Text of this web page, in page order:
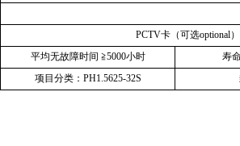
PCTV卡（可选optional）
平均无故障时间 ≧5000小时 寿
项目分类： PH1.5625-32S